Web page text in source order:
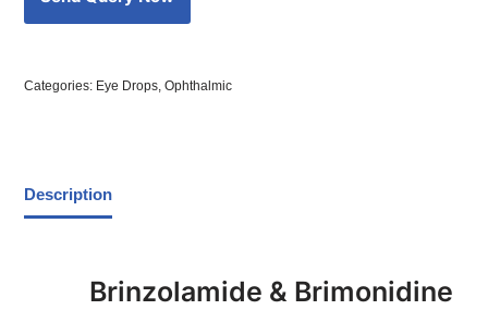
Categories: Eye Drops, Ophthalmic
Description
Brinzolamide & Brimonidine